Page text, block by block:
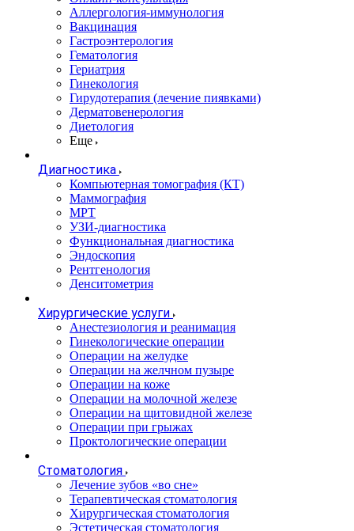
Аллергология-иммунология
Вакцинация
Гастроэнтерология
Гематология
Гериатрия
Гинекология
Гирудотерапия (лечение пиявками)
Дерматовенерология
Диетология
Еще
Диагностика
Компьютерная томография (КТ)
Маммография
МРТ
УЗИ-диагностика
Функциональная диагностика
Эндоскопия
Рентгенология
Денситометрия
Хирургические услуги
Анестезиология и реанимация
Гинекологические операции
Операции на желудке
Операции на желчном пузыре
Операции на коже
Операции на молочной железе
Операции на щитовидной железе
Операции при грыжах
Проктологические операции
Стоматология
Лечение зубов «во сне»
Терапевтическая стоматология
Хирургическая стоматология
Эстетическая стоматология